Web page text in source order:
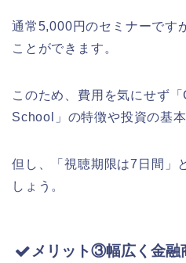
通常5,000円のセミナーです
ことができます。
このため、費用を気にせず
School」の特徴や投資の基
但し、「視聴期限は7日間」
しょう。
メリット③幅広く金融